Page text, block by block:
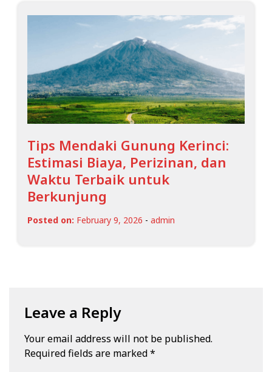
Tips Mendaki Gunung Kerinci:
Estimasi Biaya, Perizinan, dan
Waktu Terbaik untuk
Berkunjung
Posted on: February 9, 2026 - admin
Leave a Reply
Your email address will not be published.
Required fields are marked*